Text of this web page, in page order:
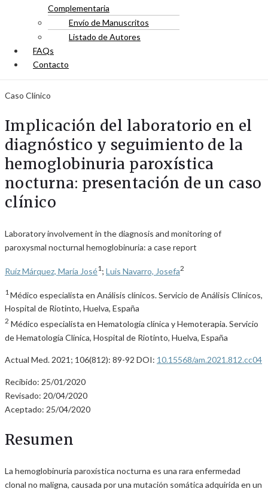
Complementaria
Envío de Manuscritos
Listado de Autores
FAQs
Contacto
Caso Clínico
Implicación del laboratorio en el
diagnóstico y seguimiento de la
hemoglobinuria paroxística
nocturna: presentación de un caso
clínico
Laboratory involvement in the diagnosis and monitoring of
paroxysmal nocturnal hemoglobinuria: a case report
Ruíz Márquez, María José1 ; Luis Navarro, Josefa2
1 Médico especialista en Análisis clínicos. Servicio de Análisis Clínicos,
Hospital de Riotinto, Huelva, España
2 Médico especialista en Hematología clínica y Hemoterapia. Servicio
de Hematología Clínica, Hospital de Riotinto, Huelva, España
Actual Med. 2021; 106(812): 89-92 DOI: 10.15568/am.2021.812.cc04
Recibido: 25/01/2020
Revisado: 20/04/2020
Aceptado: 25/04/2020
Resumen
La hemoglobinuria paroxística nocturna es una rara enfermedad
clonal no maligna, causada por una mutación somática adquirida en un